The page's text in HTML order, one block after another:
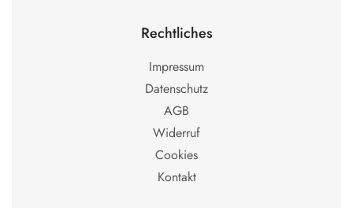
Rechtliches
Impressum
Datenschutz
AGB
Widerruf
Cookies
Kontakt